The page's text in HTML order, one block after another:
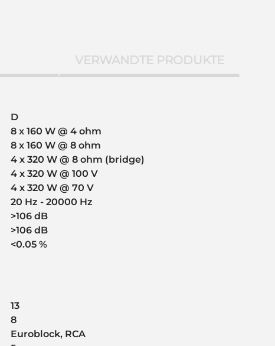
VERWANDTE PRODUKTE
D
8 x 160 W @ 4 ohm
8 x 160 W @ 8 ohm
4 x 320 W @ 8 ohm (bridge)
4 x 320 W @ 100 V
4 x 320 W @ 70 V
20 Hz - 20000 Hz
>106 dB
>106 dB
<0.05 %
13
8
Euroblock, RCA